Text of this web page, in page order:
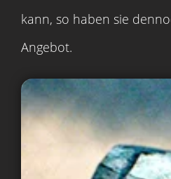
kann, so haben sie
Angebot.